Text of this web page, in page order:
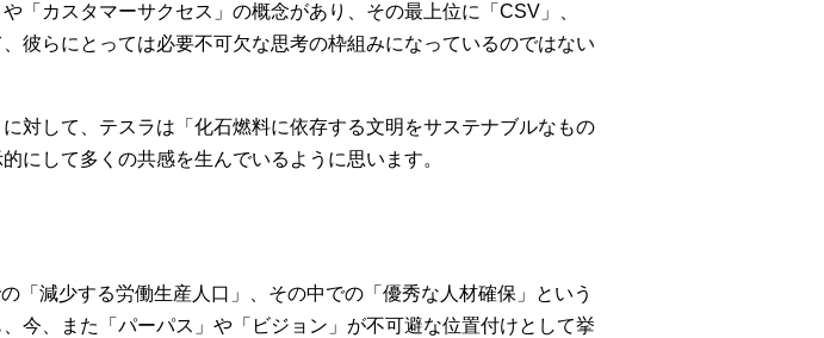
「カスタマーサクセス」の概念があり、その最上位に「CSV」、
彼らにとっては必要不可欠な思考の枠組みになっているのではない
対して、テスラは「化石燃料に依存する文明をサステナブルなもの
にして多くの共感を生んでいるように思います。
「減少する労働生産人口」、その中での「優秀な人材確保」という
今、また「パーパス」や「ビジョン」が不可避な位置付けとして挙